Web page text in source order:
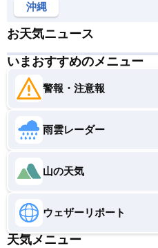
沖縄
お天気ニュース
いまおすすめのメニュー
警報・注意報
雨雲レーダー
山の天気
ウェザーリポート
天気メニュー